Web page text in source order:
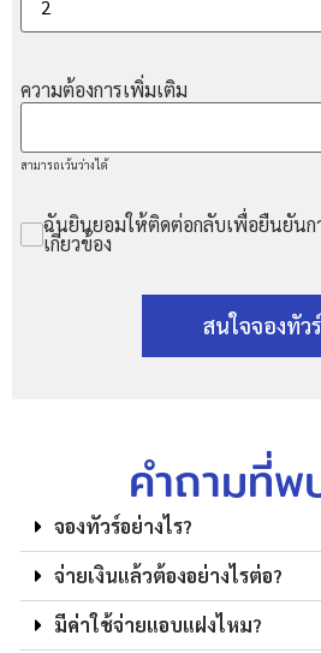
ความต้องการเพิ่มเติม
สามารถเว้นว่างได้
ฉันยินยอมให้ติดต่อกลับเพื่อยืนยันก
เกี่ยวข้อง
สนใจจองทัว
คำถามที่
จองทัวร์อย่างไร?
จ่ายเงินแล้วต้องอย่างไรต่อ?
มีค่าใช้จ่ายแอบแฝงไหม?